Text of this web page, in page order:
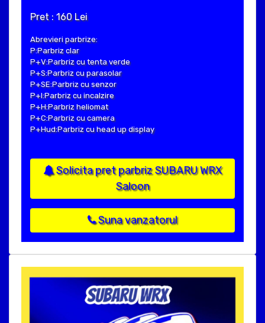
Pret : 160 Lei
Abrevieri parbrize:
P:Parbriz clar
P+V:Parbriz cu tenta verde
P+S:Parbriz cu parasolar
P+SE:Parbriz cu senzor
P+I:Parbriz cu incalzire
P+H:Parbriz heliomat
P+C:Parbriz cu camera
P+Hud:Parbriz cu head up display
Solicita pret parbriz SUBARU WRX
Saloon
Suna vanzatorul